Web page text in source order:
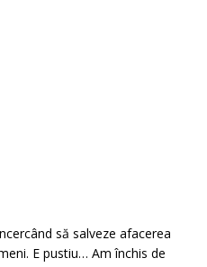
să salveze afacerea
E pustiu… Am închis de